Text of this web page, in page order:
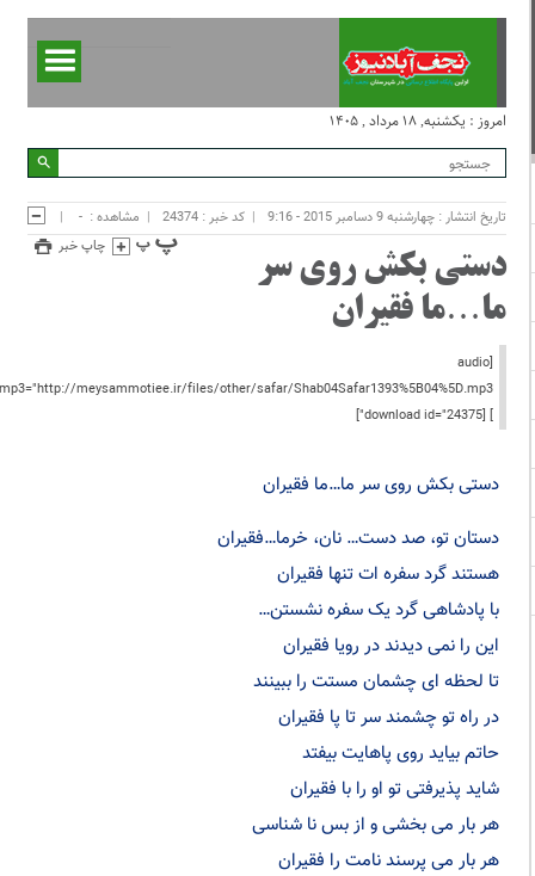
امروز : یکشنبه, ۱۸ مرداد , ۱۴۰۵
تاریخ انتشار : چهارشنبه 9 دسامبر 2015 - 9:16 کد خبر : 24374 مشاهده :-
چاپ خبر
دستی بکش روی سر
ما…ما فقیران
[audio
mp3="http://meysammotiee.ir/files/other/safar/Shab04Safar1393%5B04%5D.mp3"
] [download id="24375"]
دستی بکش روی سر ما…ما فقیران
دستان تو، صد دست… نان، خرما…فقیران
هستند گرد سفره ات تنها فقیران
با پادشاهی گرد یک سفره نشستن…
این را نمی دیدند در رویا فقیران
تا لحظه ای چشمان مستت را ببینند
در راه تو چشمند سر تا پا فقیران
حاتم بیاید روی پاهایت بیفتد
شاید پذیرفتی تو او را با فقیران
هر بار می بخشی و از بس نا شناسی
هر بار می پرسند نامت را فقیران